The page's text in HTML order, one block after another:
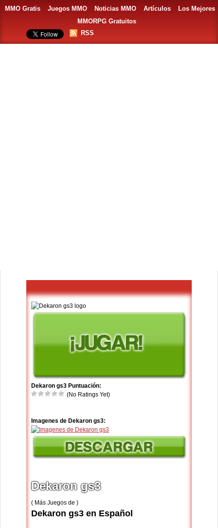
MMO Gratis Juegos MMO Noticias MMO Artículos
Los Mejores
MMORPG Gratuitos
RSS
Dekaron gs3 Puntuación:
(No Ratings Yet)
Imagenes de Dekaron gs3:
Dekaron gs3
( Más Juegos de )
Dekaron gs3 en Español